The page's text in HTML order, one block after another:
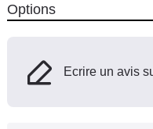
Options
Ecrire un avis